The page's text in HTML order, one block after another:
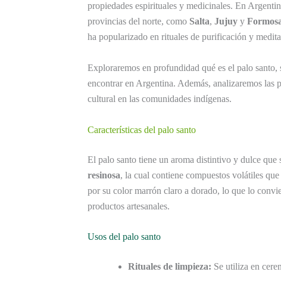
propiedades espirituales y medicinales. En
provincias del norte, como Salta, Jujuy y
ha popularizado en rituales de purificación y
Exploraremos en profundidad qué es el palo
encontrar en Argentina. Además, analizaremos las
cultural en las comunidades indígenas.
Características del palo santo
El palo santo tiene un aroma distintivo y dulce que
resinosa, la cual contiene compuestos volátiles
por su color marrón claro a dorado, lo que lo
productos artesanales.
Usos del palo santo
Rituales de limpieza: Se utiliza en